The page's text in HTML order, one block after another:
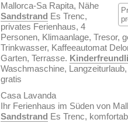
Mallorca-Sa Rapita, Nähe
Sandstrand Es Trenc,
privates Ferienhaus, 4
Personen, Klimaanlage, Tresor,
Trinkwasser, Kaffeeautomat
Garten, Terrasse.
Waschmaschine,
gratis
Casa Lavanda
Ihr Ferienhaus im Süden von
Sandstrand Es Trenc,